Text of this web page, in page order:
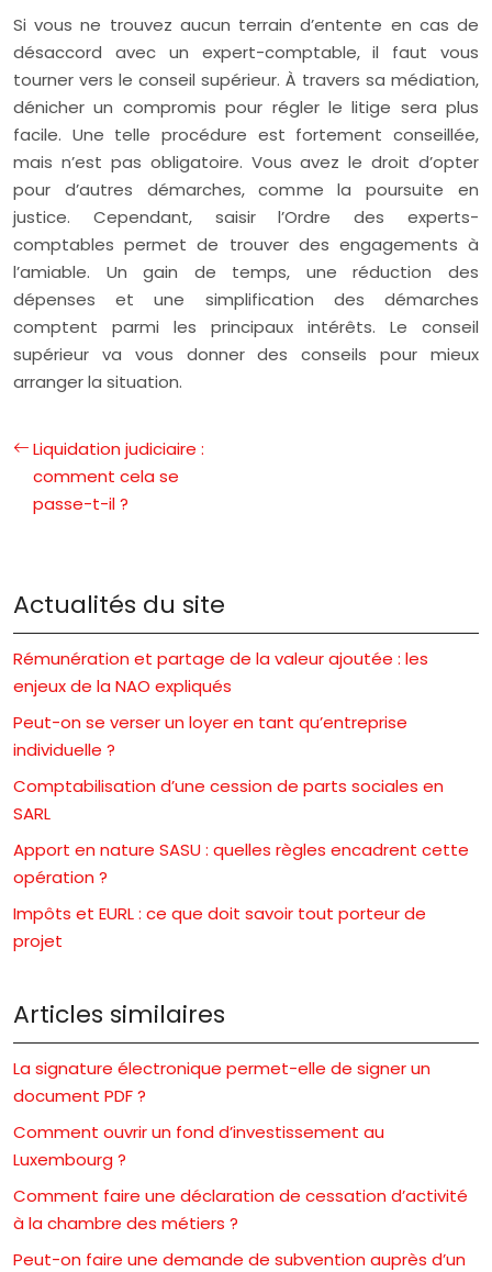
Si vous ne trouvez aucun terrain d’entente en cas de
désaccord avec un expert-comptable, il faut vous
tourner vers le conseil supérieur. À travers sa médiation,
dénicher un compromis pour régler le litige sera plus
facile. Une telle procédure est fortement conseillée,
mais n’est pas obligatoire. Vous avez le droit d’opter
pour d’autres démarches, comme la poursuite en
justice. Cependant, saisir l’Ordre des experts-
comptables permet de trouver des engagements à
l’amiable. Un gain de temps, une réduction des
dépenses et une simplification des démarches
comptent parmi les principaux intérêts. Le conseil
supérieur va vous donner des conseils pour mieux
arranger la situation.
Liquidation judiciaire :
comment cela se
passe-t-il ?
Actualités du site
Rémunération et partage de la valeur ajoutée : les
enjeux de la NAO expliqués
Peut-on se verser un loyer en tant qu’entreprise
individuelle ?
Comptabilisation d’une cession de parts sociales en
SARL
Apport en nature SASU : quelles règles encadrent cette
opération ?
Impôts et EURL : ce que doit savoir tout porteur de
projet
Articles similaires
La signature électronique permet-elle de signer un
document PDF ?
Comment ouvrir un fond d’investissement au
Luxembourg ?
Comment faire une déclaration de cessation d’activité
à la chambre des métiers ?
Peut-on faire une demande de subvention auprès d’un